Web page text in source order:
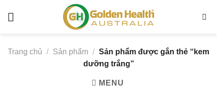
kem
trắng
Trang chủ / Sản phẩm / Sản phẩm được gắn thẻ “kem
dưỡng trắng”
MENU